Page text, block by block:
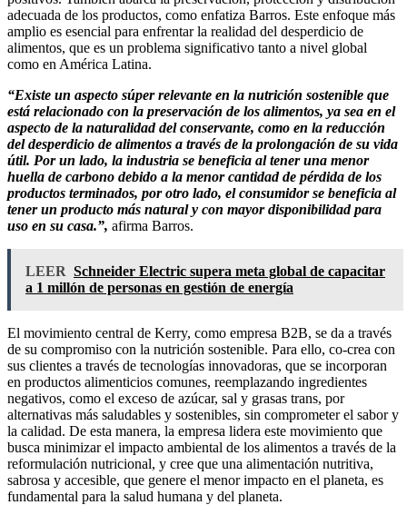
adecuada de los productos, como enfatiza Barros. Este enfoque más
amplio es esencial para enfrentar la realidad del desperdicio de
alimentos, que es un problema significativo tanto a nivel global
como en América Latina.
“Existe un aspecto súper relevante en la nutrición sostenible que
está relacionado con la preservación de los alimentos, ya sea en el
aspecto de la naturalidad del conservante, como en la reducción
del desperdicio de alimentos a través de la prolongación de su vida
útil. Por un lado, la industria se beneficia al tener una menor
huella de carbono debido a la menor cantidad de pérdida de los
productos terminados, por otro lado, el consumidor se beneficia al
tener un producto más natural y con mayor disponibilidad para
uso en su casa.”, afirma Barros.
LEER Schneider Electric supera meta global de capacitar
a 1 millón de personas en gestión de energía
El movimiento central de Kerry, como empresa B2B, se da a través
de su compromiso con la nutrición sostenible. Para ello, co-crea con
sus clientes a través de tecnologías innovadoras, que se incorporan
en productos alimenticios comunes, reemplazando ingredientes
negativos, como el exceso de azúcar, sal y grasas trans, por
alternativas más saludables y sostenibles, sin comprometer el sabor y
la calidad. De esta manera, la empresa lidera este movimiento que
busca minimizar el impacto ambiental de los alimentos a través de la
reformulación nutricional, y cree que una alimentación nutritiva,
sabrosa y accesible, que genere el menor impacto en el planeta, es
fundamental para la salud humana y del planeta.